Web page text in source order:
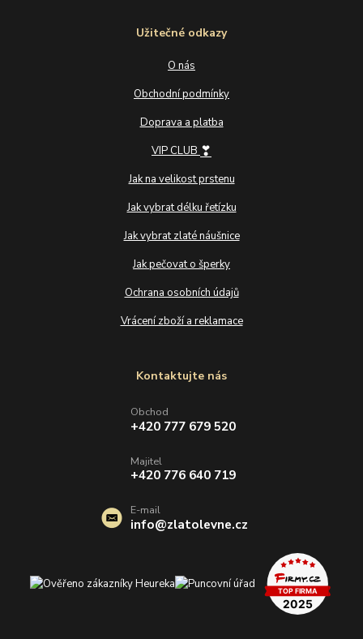
Užitečné odkazy
O nás
Obchodní podmínky
Doprava a platba
VIP CLUB ❣
Jak na velikost prstenu
Jak vybrat délku řetízku
Jak vybrat zlaté náušnice
Jak pečovat o šperky
Ochrana osobních údajů
Vrácení zboží a reklamace
Kontaktujte nás
Obchod
+420 777 679 520
Majitel
+420 776 640 719
E-mail
info@zlatolevne.cz